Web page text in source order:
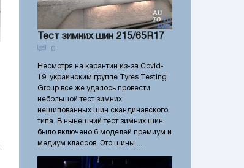
Тест зимних шин 215/65R17
0
Несмотря на карантин из-за Covid-
19, украинским группе Tyres Testing
Group все же удалось провести
небольшой тест зимних
нешипованных шин скандинавского
типа. В нынешний тест зимних шин
было включено 6 моделей премиум и
медиум классов. Это шины ...